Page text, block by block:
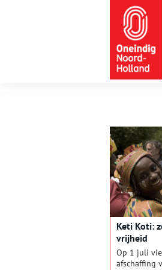
Keti Koti:
vrijheid
Op 1 juli
afschaffing